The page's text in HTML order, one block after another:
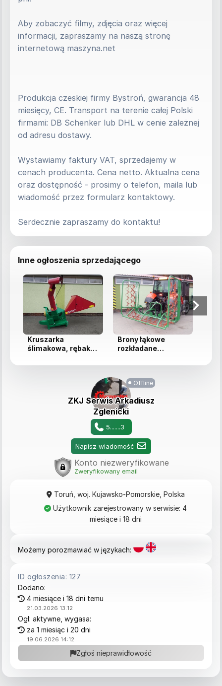
Aby zobaczyć filmy, zdjęcia oraz więcej
informacji, zapraszamy na naszą stronę
internetową maszyna.net
Produkcja czeskiej firmy Bystroń, gwarancja 48
miesięcy, CE. Transport na terenie całej Polski
firmami: DB Schenker lub DHL w cenie zależnej
od adresu dostawy.
Wystawiamy faktury VAT, sprzedajemy w
cenach producenta. Cena netto. Aktualna cena
oraz dostępność - prosimy o telefon, maila lub
wiadomość przez formularz kontaktowy.
Serdecznie zapraszamy do kontaktu!
Inne ogłoszenia sprzedającego
Kruszarka
ślimakowa, rębak
wejściu 15 cm, ...
Brony łąkowe
rozkładane
szerokości roboc...
Offline
ZKJ Serwis Arkadiusz
Zglenicki
5.......3
Napisz wiadomość
Konto niezweryfikowane
Zweryfikowany email
Toruń, woj. Kujawsko-Pomorskie, Polska
Użytkownik zarejestrowany w serwisie: 4
miesiące i 18 dni
Możemy porozmawiać w językach:
ID ogłoszenia: 127
Dodano:
4 miesiące i 18 dni temu
21.03.2026 13:12
Ogł. aktywne, wygasa:
za 1 miesiąc i 20 dni
19.06.2026 14:12
Zgłoś nieprawidłowość